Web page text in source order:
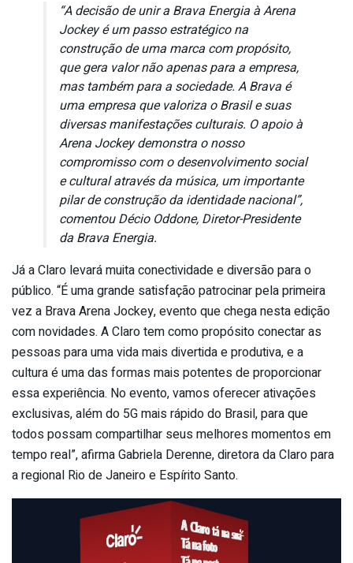
“A decisão de unir a Brava Energia à Arena
Jockey é um passo estratégico na
construção de uma marca com propósito,
que gera valor não apenas para a empresa,
mas também para a sociedade. A Brava é
uma empresa que valoriza o Brasil e suas
diversas manifestações culturais. O apoio à
Arena Jockey demonstra o nosso
compromisso com o desenvolvimento social
e cultural através da música, um importante
pilar de construção da identidade nacional”,
comentou Décio Oddone, Diretor-Presidente
da Brava Energia.
Já a Claro levará muita conectividade e diversão para o
público. “É uma grande satisfação patrocinar pela primeira
vez a Brava Arena Jockey, evento que chega nesta edição
com novidades. A Claro tem como propósito conectar as
pessoas para uma vida mais divertida e produtiva, e a
cultura é uma das formas mais potentes de proporcionar
essa experiência. No evento, vamos oferecer ativações
exclusivas, além do 5G mais rápido do Brasil, para que
todos possam compartilhar seus melhores momentos em
tempo real”, afirma Gabriela Derenne, diretora da Claro para
a regional Rio de Janeiro e Espírito Santo.